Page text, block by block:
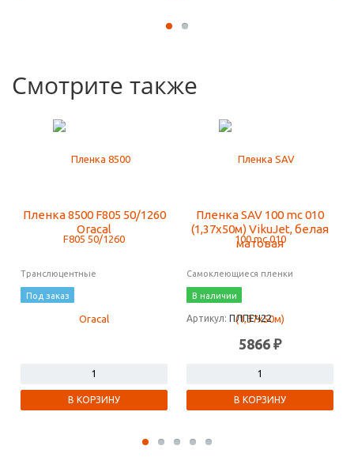
Смотрите также
Пленка 8500 F805 50/1260
Oracal
Транслюцентные
Под заказ
В КОРЗИНУ
Пленка SAV 100 mc 010
(1,37х50м) VikuJet, белая
матовая
Самоклеющиеся пленки
В наличии
Артикул: ПЛПЕЧ22
5866 ₽
В КОРЗИНУ